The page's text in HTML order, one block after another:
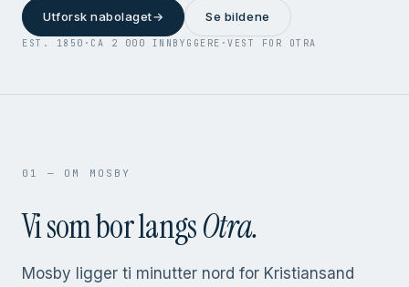
Utforsk nabolaget→ Se bildene
EST. 1850 · CA 2 000 INNBYGGERE · VEST FOR OTRA
01 — OM MOSBY
Vi som bor langsOtra.
Mosby ligger ti minutter nord for Kristiansand